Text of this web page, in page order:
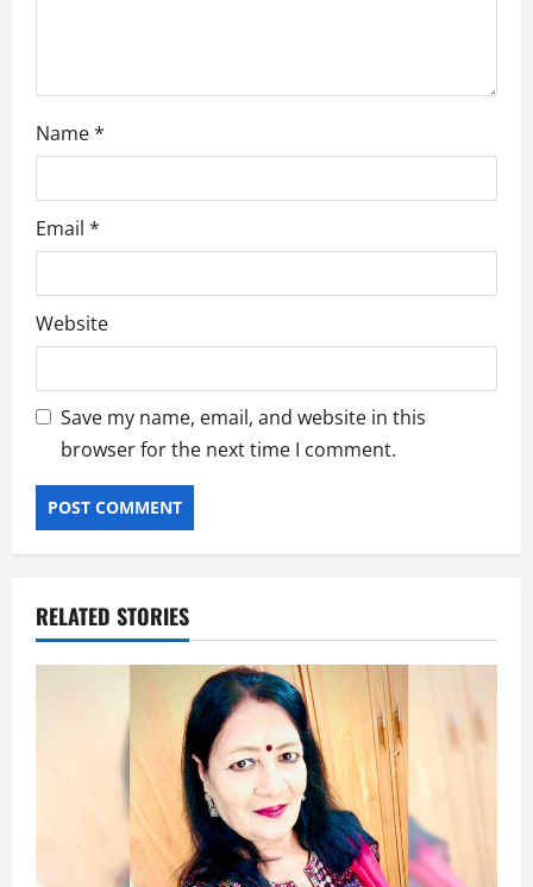
Name*
Email *
Website
Save my name, email, and website in this
browser for the next time I comment.
RELATED STORIES